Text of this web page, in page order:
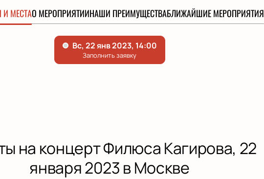
МЕСТАО МЕРОПРИЯТИИНАШИ ПРЕИМУЩЕСТВАБЛИЖАЙШИЕ МЕРОПРИЯТИЯ
на концерт Филюса Кагирова, 22
января 2023 в Москве